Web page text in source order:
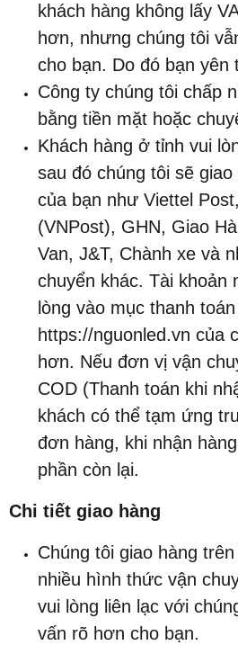
khách hàng không lấy
hơn, nhưng chúng tôi
cho bạn. Do đó bạn yên
Công ty chúng tôi chấp
bằng tiền mặt hoặc
Khách hàng ở tỉnh vui
sau đó chúng tôi sẽ
của bạn như Viettel
(VNPost), GHN, Giao
Van, J&T, Chành xe và
chuyển khác. Tài khoản
lòng vào mục thanh
https://nguonled.vn của
hơn. Nếu đơn vị vận
COD (Thanh toán khi
khách có thể tạm ứng
đơn hàng, khi nhận
phần còn lại.
Chi tiết giao hàng
Chúng tôi giao hàng
nhiều hình thức vận
vui lòng liên lạc với
vấn rõ hơn cho bạn.